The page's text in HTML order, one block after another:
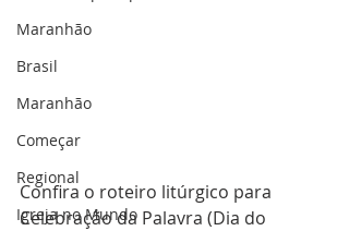
Maranhão
Brasil
Maranhão
Começar
Regional
Igreja no Mundo
Confira o roteiro litúrgico para
Celebração da Palavra (Dia do